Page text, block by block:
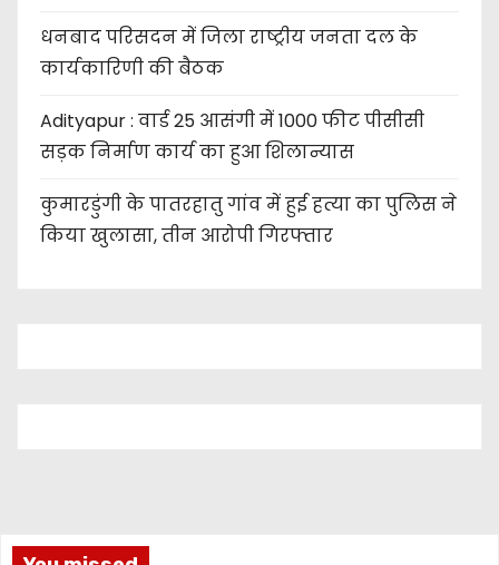
धनबाद परिसदन में जिला राष्ट्रीय जनता दल के
कार्यकारिणी की बैठक
Adityapur : वार्ड 25 आसंगी में 1000 फीट पीसीसी
सड़क निर्माण कार्य का हुआ शिलान्यास
कुमारडुंगी के पातरहातु गांव में हुई हत्या का पुलिस ने
किया खुलासा, तीन आरोपी गिरफ्तार